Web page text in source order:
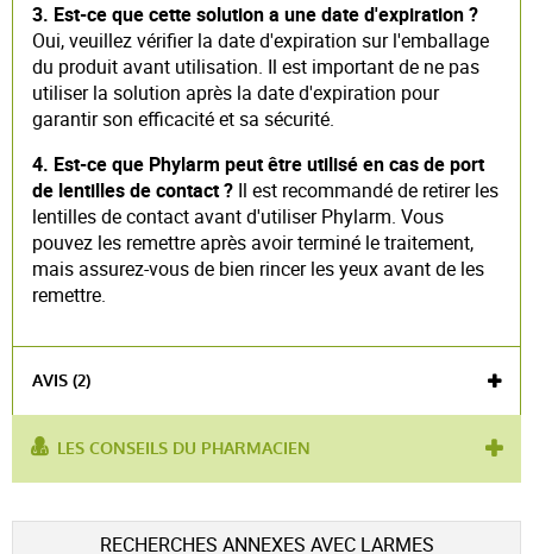
3. Est-ce que cette solution a une date d'expiration ?
Oui, veuillez vérifier la date d'expiration sur l'emballage
du produit avant utilisation. Il est important de ne pas
utiliser la solution après la date d'expiration pour
garantir son efficacité et sa sécurité.
4. Est-ce que Phylarm peut être utilisé en cas de port
de lentilles de contact ? Il est recommandé de retirer les
lentilles de contact avant d'utiliser Phylarm. Vous
pouvez les remettre après avoir terminé le traitement,
mais assurez-vous de bien rincer les yeux avant de les
remettre.
AVIS (2)
Voir l'attestation de confiance
LES CONSEILS DU PHARMACIEN
RECHERCHES ANNEXES AVEC LARMES